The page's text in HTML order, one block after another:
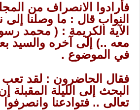
فأرادوا الانصراف من
النواب قال : ما وصلنا إلى
الآية الكريمة : ( محمد
معه ..) إلى آخره والسيد
في الموضوع .
فقال الحاضرون : لقد تعب
البحث إلى الليلة المقبلة
تعالى .. فتوادعنا وانصرفوا